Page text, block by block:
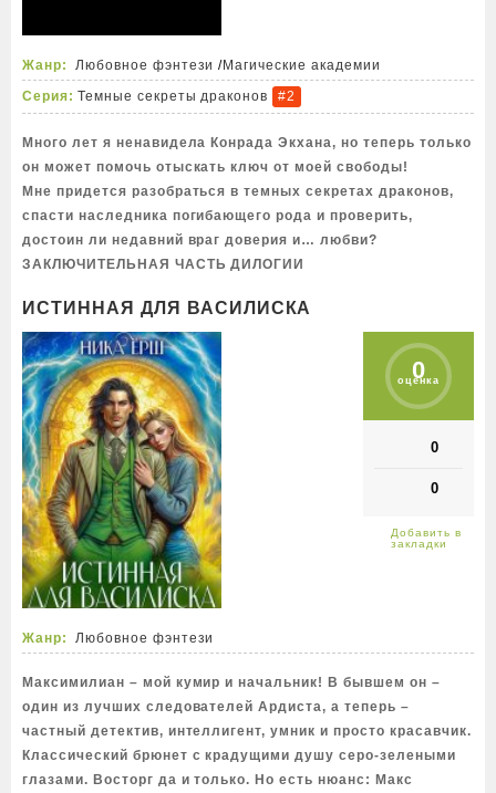
Жанр: Любовное фэнтези /Магические академии
Серия: Темные секреты драконов #2
Много лет я ненавидела Конрада Экхана, но теперь только
он может помочь отыскать ключ от моей свободы!
Мне придется разобраться в темных секретах драконов,
спасти наследника погибающего рода и проверить,
достоин ли недавний враг доверия и… любви?
ЗАКЛЮЧИТЕЛЬНАЯ ЧАСТЬ ДИЛОГИИ
ИСТИННАЯ ДЛЯ ВАСИЛИСКА
0
оценка
0
0
Жанр: Любовное фэнтези
Максимилиан – мой кумир и начальник! В бывшем он –
один из лучших следователей Ардиста, а теперь –
частный детектив, интеллигент, умник и просто красавчик.
Классический брюнет с крадущими душу серо-зелеными
глазами. Восторг да и только. Но есть нюанс: Макс